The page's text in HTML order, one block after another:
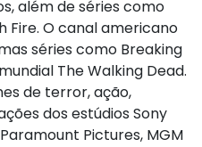
além de séries como
Fire. O canal americano
séries como Breaking
The Walking Dead.
de terror, ação,
dos estúdios Sony
Pictures, MGM